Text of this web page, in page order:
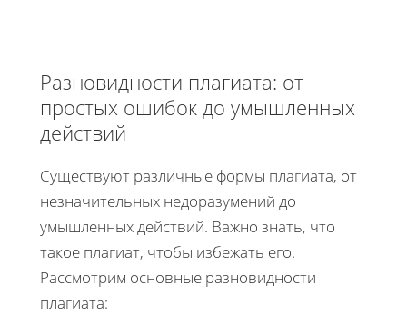
Разновидности плагиата: от
простых ошибок до умышленных
действий
Существуют различные формы плагиата, от
незначительных недоразумений до
умышленных действий. Важно знать, что
такое плагиат, чтобы избежать его.
Рассмотрим основные разновидности
плагиата: